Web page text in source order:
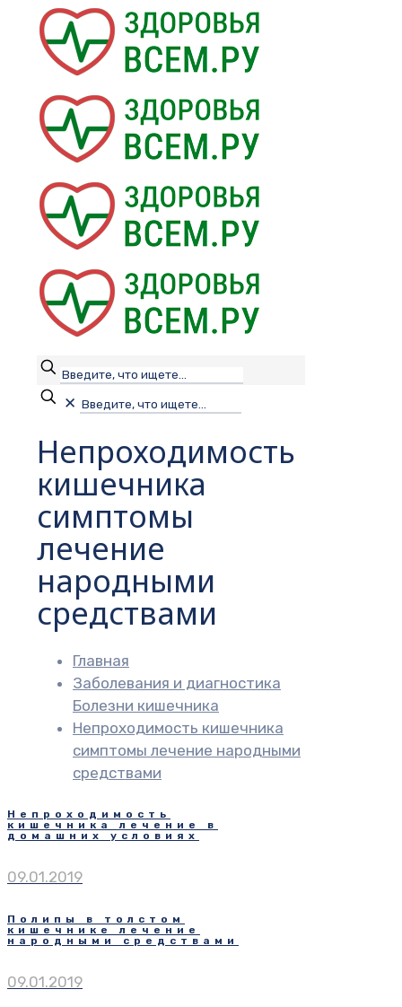
✕
Непроходимость
кишечника
симптомы
лечение
народными
средствами
Главная
Заболевания и диагностика
Болезни кишечника
Непроходимость кишечника
симптомы лечение народными
средствами
Непроходимость
кишечника лечение в
домашних условиях
09.01.2019
Полипы в толстом
кишечнике лечение
народными средствами
09.01.2019